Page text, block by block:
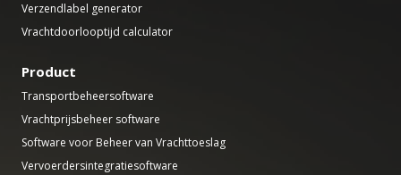
Verzendlabel generator
Vrachtdoorlooptijd calculator
Product
Transportbeheersoftware
Vrachtprijsbeheer software
Software voor Beheer van Vrachttoeslag
Vervoerdersintegratiesoftware